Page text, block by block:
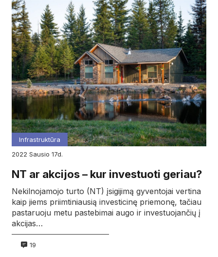
Infrastruktūra
2022
sausio 17d.
NT ar akcijos – kur investuoti geriau?
Nekilnojamojo turto (NT) įsigijimą gyventojai vertina
kaip jiems priimtiniausią investicinę priemonę, tačiau
pastaruoju metu pastebimai augo ir investuojančių į
akcijas…
19